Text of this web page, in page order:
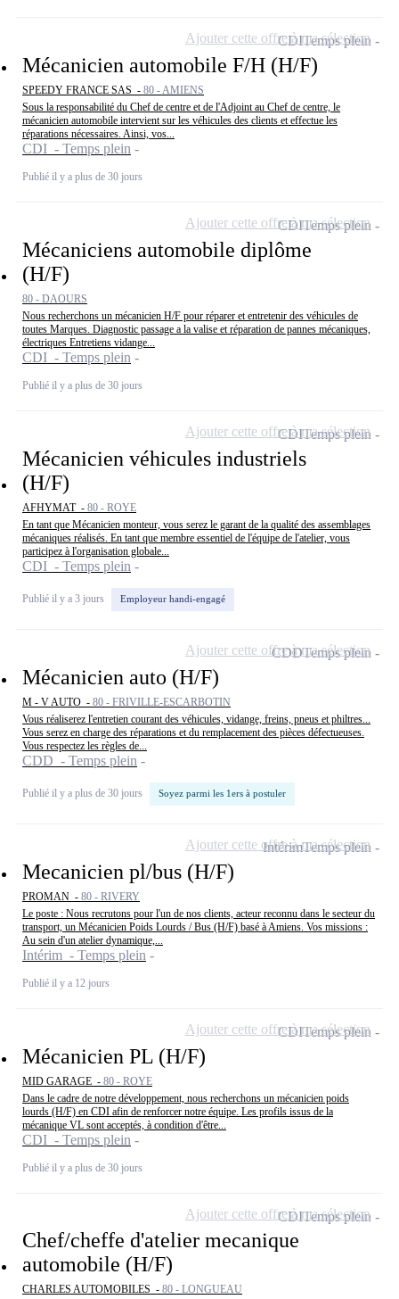
Mécanicien automobile F/H (H/F)
SPEEDY FRANCE SAS - 80 - AMIENS
Sous la responsabilité du Chef de centre et de l'Adjoint au Chef de centre, le
mécanicien automobile intervient sur les véhicules des clients et effectue les
réparations nécessaires. Ainsi, vos...
CDI - Temps plein
Publié il y a plus de 30 jours
CDITemps plein
Ajouter cette offre à ma sélection
Mécaniciens automobile diplôme
(H/F)
80 - DAOURS
Nous recherchons un mécanicien H/F pour réparer et entretenir des véhicules de
toutes Marques. Diagnostic passage a la valise et réparation de pannes mécaniques,
électriques Entretiens vidange...
CDI - Temps plein
Publié il y a plus de 30 jours
CDITemps plein
Ajouter cette offre à ma sélection
Mécanicien véhicules industriels
(H/F)
AFHYMAT - 80 - ROYE
En tant que Mécanicien monteur, vous serez le garant de la qualité des assemblages
mécaniques réalisés. En tant que membre essentiel de l'équipe de l'atelier, vous
participez à l'organisation globale...
CDI - Temps plein
Publié il y a 3 jours Employeur handi-engagé
CDITemps plein
Ajouter cette offre à ma sélection
Mécanicien auto (H/F)
M - V AUTO - 80 - FRIVILLE-ESCARBOTIN
Vous réaliserez l'entretien courant des véhicules, vidange, freins, pneus et philtres...
Vous serez en charge des réparations et du remplacement des pièces défectueuses.
Vous respectez les règles de...
CDD - Temps plein
Publié il y a plus de 30 jours Soyez parmi les 1ers à postuler
CDDTemps plein
Ajouter cette offre à ma sélection
Mecanicien pl/bus (H/F)
PROMAN - 80 - RIVERY
Le poste : Nous recrutons pour l'un de nos clients, acteur reconnu dans le secteur du
transport, un Mécanicien Poids Lourds / Bus (H/F) basé à Amiens. Vos missions :
Au sein d'un atelier dynamique,...
Intérim - Temps plein
Publié il y a 12 jours
IntérimTemps plein
Ajouter cette offre à ma sélection
Mécanicien PL (H/F)
MID GARAGE - 80 - ROYE
Dans le cadre de notre développement, nous recherchons un mécanicien poids
lourds (H/F) en CDI afin de renforcer notre équipe. Les profils issus de la
mécanique VL sont acceptés, à condition d'être...
CDI - Temps plein
Publié il y a plus de 30 jours
CDITemps plein
Ajouter cette offre à ma sélection
Chef/cheffe d'atelier mecanique
automobile (H/F)
CHARLES AUTOMOBILES - 80 - LONGUEAU
CDITemps plein
Ajouter cette offre à ma sélection